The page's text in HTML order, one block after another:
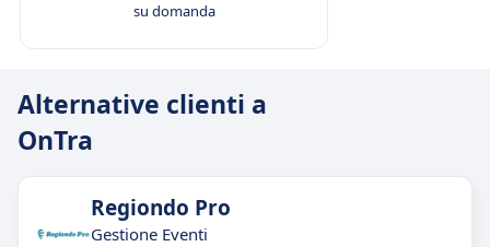
su domanda
Alternative clienti a
OnTra
Regiondo Pro
Gestione Eventi